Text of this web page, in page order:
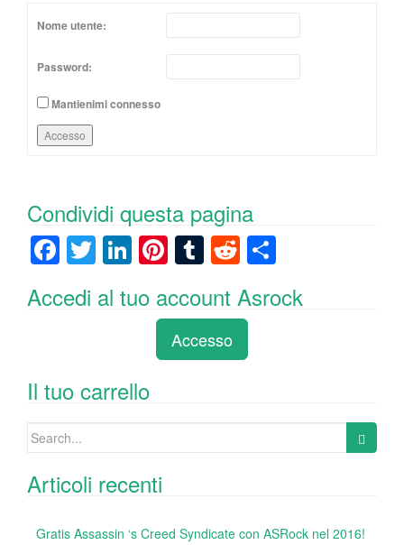
Nome utente:
Password:
Mantienimi connesso
Accesso
Condividi questa pagina
F
c
o
o
k
T
wi
tt
Li
k
n
Pi
er
e
st
T
m
bl
r
R
e
d
di
t
n
Accedi al tuo account Asrock
Accesso
Il tuo carrello
Search
Articoli recenti
Gratis Assassin ‘s Creed Syndicate con ASRock nel 2016!